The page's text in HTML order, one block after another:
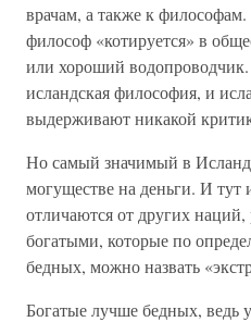
врачам, а также к
философ «котируется» в
или хороший водопроводчик.
исландская философия, и
выдерживают никакой
Но самый значимый в
могуществе на деньги. И
отличаются от других
богатыми, которые по
бедных, можно назвать
Богатые лучше бедных, ведь